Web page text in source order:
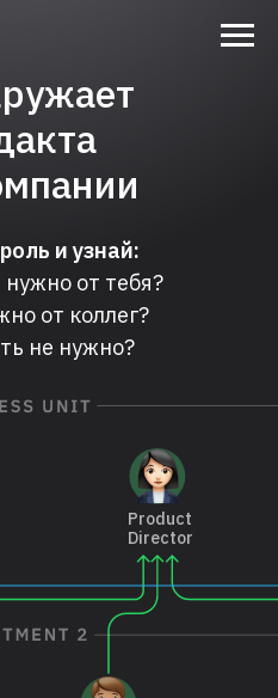
Product
Director
и узнай:
от тебя?
от коллег?
не нужно?